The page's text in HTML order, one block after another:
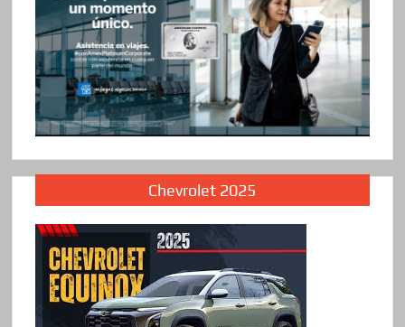
Chevrolet 2025